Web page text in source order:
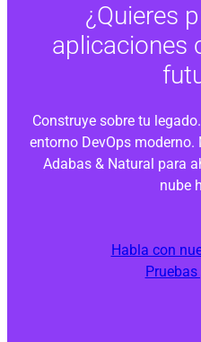
¿Quieres
aplicaciones
Construye sobre tu
entorno DevOps
Adabas & Natural para
nube
Habla con